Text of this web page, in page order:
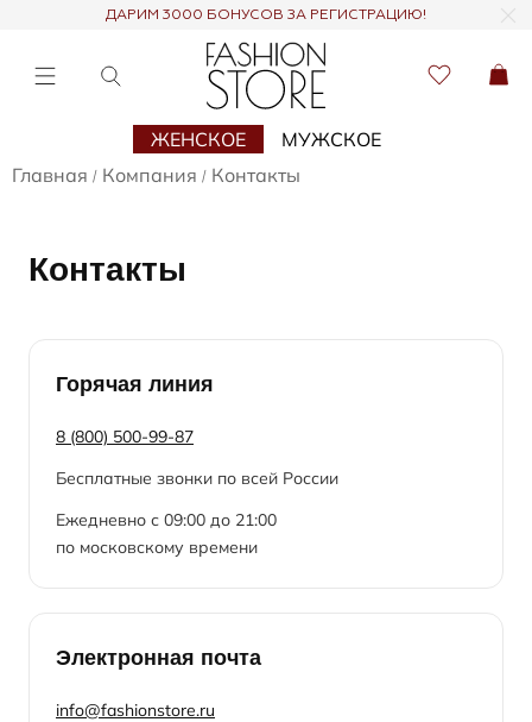
ДАРИМ 3000 БОНУСОВ ЗА РЕГИСТРАЦИЮ!
ЖЕНСКОЕ
МУЖСКОЕ
Главная / Компания / Контакты
Контакты
Горячая линия
8 (800) 500-99-87
Бесплатные звонки по всей России
Ежедневно с 09:00 до 21:00
по московскому времени
Электронная почта
info@fashionstore.ru